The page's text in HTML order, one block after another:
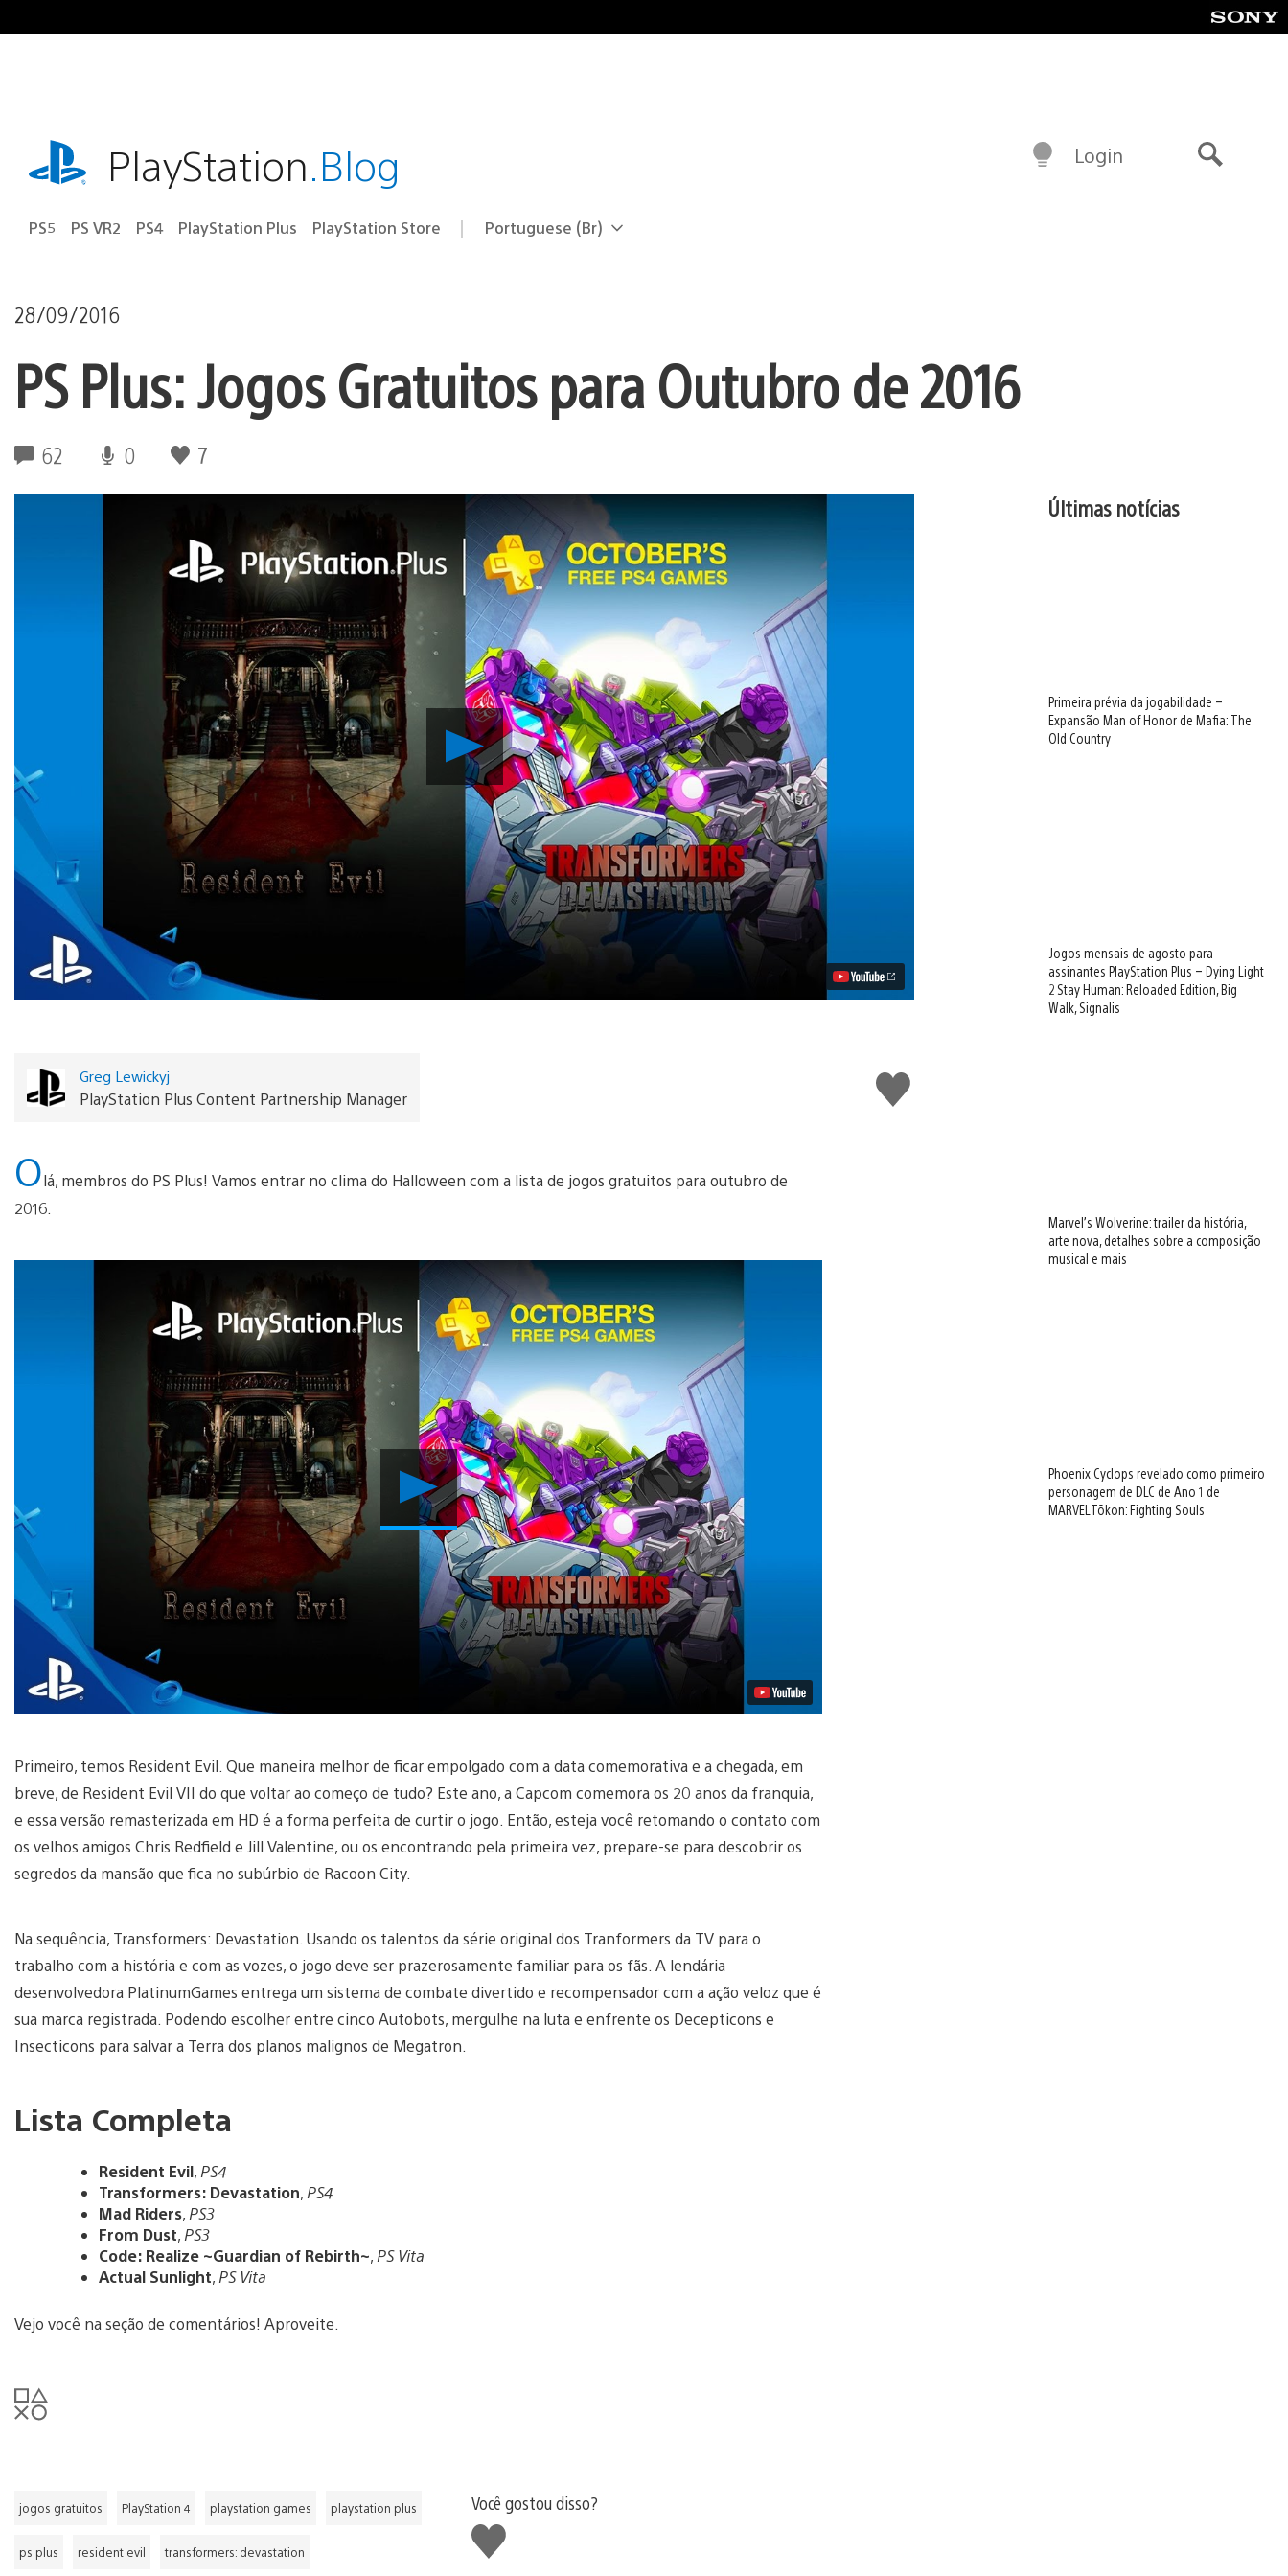
para
playstation.comPlayStation.Blog
PS5 PS VR2 PS4 PlayStation Plus PlayStation Store Selecione
Região
Portuguese (Br)
Login
28/09/2016
PS Plus: Jogos Gratuitos para Outubro de 2016
62 0 7
Reproduzir
PS
Plus:
Jogos
Gratuitos
para
Outubro
de
2016
Vídeo
Curtir
Greg Lewickyj
PlayStation Plus Content Partnership Manager
Olá, membros do PS Plus! Vamos entrar no clima do Halloween com a lista de jogos gratuitos para outubro de
2016.
Reproduzir
Vídeo
Primeiro, temos Resident Evil. Que maneira melhor de ficar empolgado com a data comemorativa e a chegada, em
breve, de Resident Evil VII do que voltar ao começo de tudo? Este ano, a Capcom comemora os 20 anos da franquia,
e essa versão remasterizada em HD é a forma perfeita de curtir o jogo. Então, esteja você retomando o contato com
os velhos amigos Chris Redfield e Jill Valentine, ou os encontrando pela primeira vez, prepare-se para descobrir os
segredos da mansão que fica no subúrbio de Racoon City.
Na sequência, Transformers: Devastation. Usando os talentos da série original dos Tranformers da TV para o
trabalho com a história e com as vozes, o jogo deve ser prazerosamente familiar para os fãs. A lendária
desenvolvedora PlatinumGames entrega um sistema de combate divertido e recompensador com a ação veloz que é
sua marca registrada. Podendo escolher entre cinco Autobots, mergulhe na luta e enfrente os Decepticons e
Insecticons para salvar a Terra dos planos malignos de Megatron.
Lista Completa
Resident Evil, PS4
Transformers: Devastation, PS4
Mad Riders, PS3
From Dust, PS3
Code: Realize ~Guardian of Rebirth~, PS Vita
Actual Sunlight, PS Vita
Vejo você na seção de comentários! Aproveite.
jogos gratuitos PlayStation 4 playstation games playstation plus
ps plus resident evil transformers: devastation
Você gostou disso?
Curtir
Últimas notícias
Primeira prévia da jogabilidade –
Expansão Man of Honor de Mafia: The
Old Country
Jogos mensais de agosto para
assinantes PlayStation Plus – Dying Light
2 Stay Human: Reloaded Edition, Big
Walk, Signalis
Marvel’s Wolverine: trailer da história,
arte nova, detalhes sobre a composição
musical e mais
Phoenix Cyclops revelado como primeiro
personagem de DLC de Ano 1 de
MARVEL Tōkon: Fighting Souls